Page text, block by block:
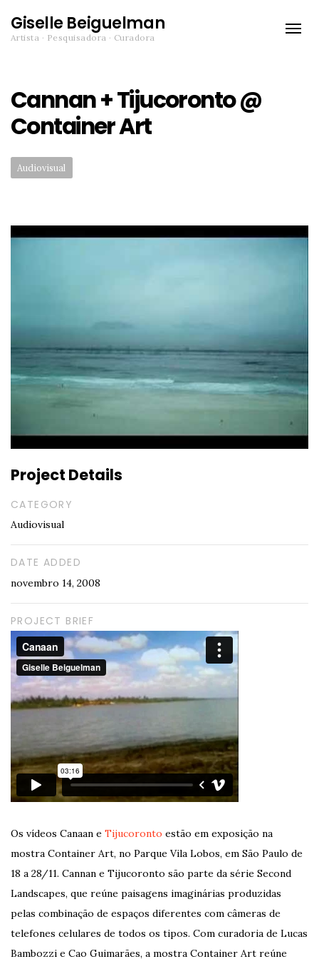
Giselle Beiguelman
Artista · Pesquisadora · Curadora
Toggle
Cannan + Tijucoronto @
Container Art
Categories:
Audiovisual
Project Details
CATEGORY
Audiovisual
DATE ADDED
novembro 14, 2008
PROJECT BRIEF
Os vídeos Canaan e Tijucoronto estão em exposição na
mostra Container Art, no Parque Vila Lobos, em São Paulo de
18 a 28/11. Cannan e Tijucoronto são parte da série Second
Landscapes, que reúne paisagens imaginárias produzidas
pelas combinação de espaços diferentes com câmeras de
telefones celulares de todos os tipos. Com curadoria de Lucas
Bambozzi e Cao Guimarães, a mostra Container Art reúne